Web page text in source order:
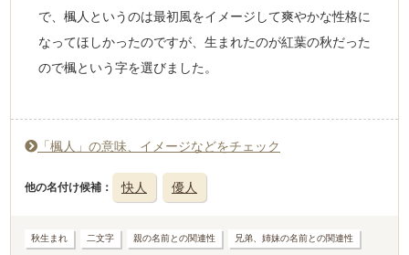
で、楓人というのは最初風をイメージして爽やかな性格に
なってほしかったのですが、生まれたのが紅葉の秋だった
ので楓という字を選びました。
「楓人」の意味、イメージなどをチェック
他の名付け候補 快人 優人
秋生まれ 二文字 親の名前との関連性 兄弟、姉妹の名前との関連性